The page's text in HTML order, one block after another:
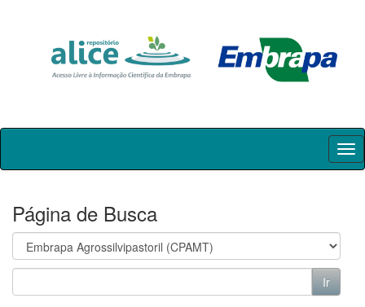
Skip
Página de Busca